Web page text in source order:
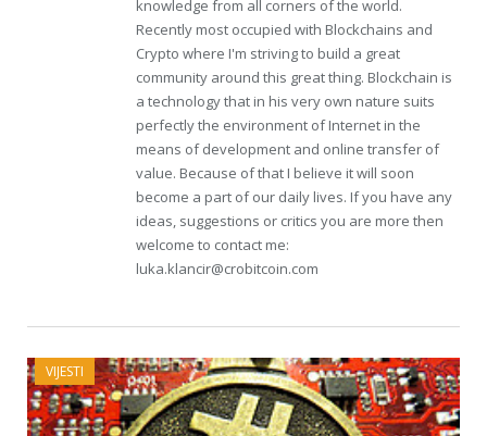
knowledge from all corners of the world.
Recently most occupied with Blockchains and
Crypto where I'm striving to build a great
community around this great thing. Blockchain is
a technology that in his very own nature suits
perfectly the environment of Internet in the
means of development and online transfer of
value. Because of that I believe it will soon
become a part of our daily lives. If you have any
ideas, suggestions or critics you are more then
welcome to contact me:
luka.klancir@crobitcoin.com
VIJESTI